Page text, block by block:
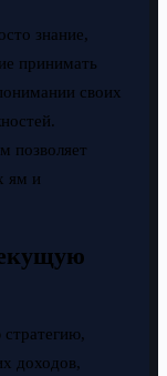
знание,
принимать
своих
позволяет
ям и
доходов,